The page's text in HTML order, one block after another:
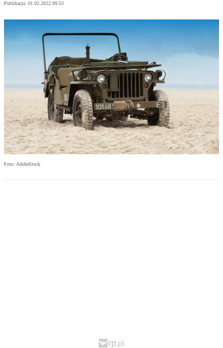
Publikacja: 01.02.2022 09:53
Foto: AdobeStock